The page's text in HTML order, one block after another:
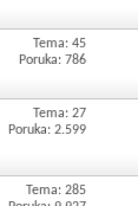
Tema: 45
Poruka: 786
Tema: 27
Poruka: 2.599
Tema: 285